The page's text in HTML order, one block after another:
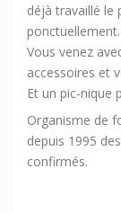
déjà travaillé le
Vous venez
accessoires et
Et un pic-nique
Organisme de
depuis 1995
confirmés.